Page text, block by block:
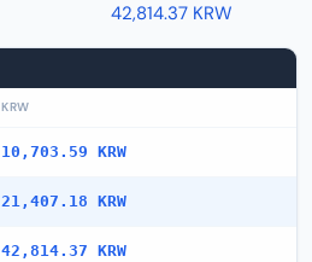
42,814.37 KRW
KRW
10,703.59 KRW
21,407.18 KRW
42,814.37 KRW